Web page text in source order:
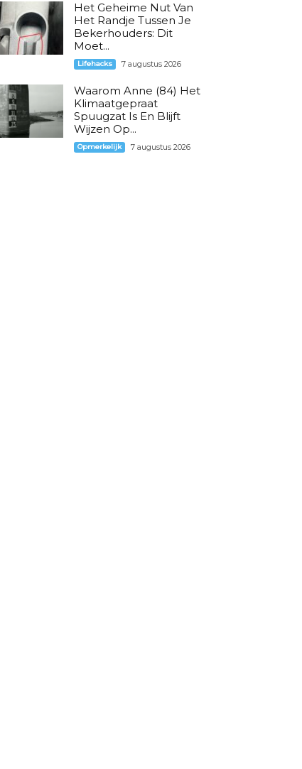
Het Geheime Nut Van
Het Randje Tussen Je
Bekerhouders: Dit
Moet...
Lifehacks 7 augustus 2026
Waarom Anne (84) Het
Klimaatgepraat
Spuugzat Is En Blijft
Wijzen Op...
Opmerkelijk 7 augustus 2026